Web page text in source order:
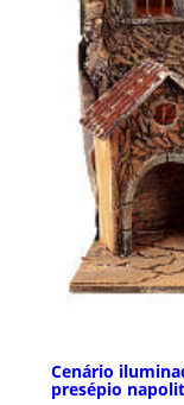
Cenário
presépio